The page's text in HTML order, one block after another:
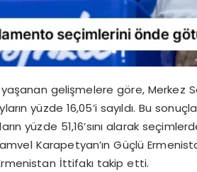
gelişmelere göre, Merkez
yüzde 16,05’i sayıldı. Bu
yüzde 51,16’sını alarak
Karapetyan’ın Güçlü
İttifakı takip etti.